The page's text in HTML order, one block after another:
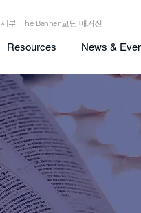
Resources News &
부 The Banner 교단 매거진